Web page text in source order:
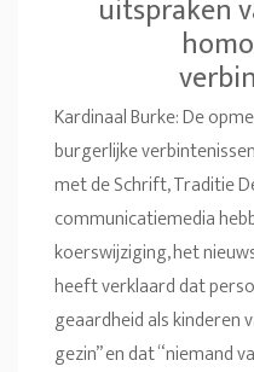
uitspraken
Kardinaal Burke: De
burgerlijke
met de Schrift, Traditie
communicatiemedia
koerswijziging, het
heeft verklaard dat
geaardheid als kinderen
gezin” en dat “niemand